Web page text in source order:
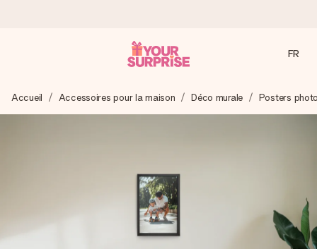
Nous préparons votre cadeau avec attention et l’envoyons
en un éclair – pour que vous puissiez l’offrir au bon moment,
4,8 (sur la base de +15 000 avis)
Nos cadeaux sont appréciés. Les clients nous attribuent
une note de 4,8 sur Google Reviews (total de tous les
pays où nous sommes présents).
FR
Accueil Accessoires pour la maison Déco murale Posters